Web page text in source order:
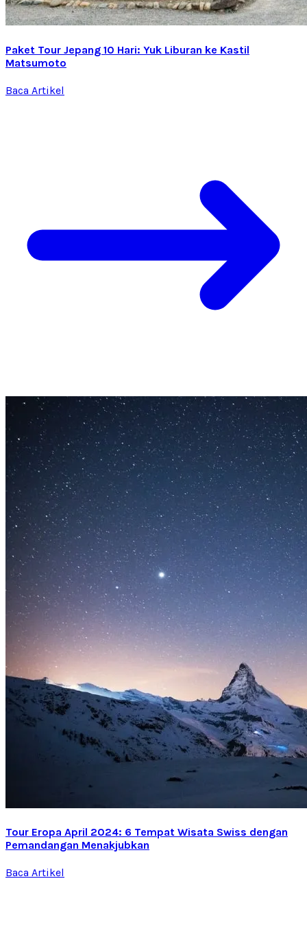
Paket Tour Jepang 10 Hari: Yuk Liburan ke Kastil
Matsumoto
Baca Artikel
Tour Eropa April 2024: 6 Tempat Wisata Swiss dengan
Pemandangan Menakjubkan
Baca Artikel